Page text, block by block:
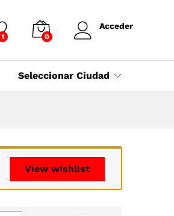
1 0
Acceder
Seleccionar Ciudad
View wishlist